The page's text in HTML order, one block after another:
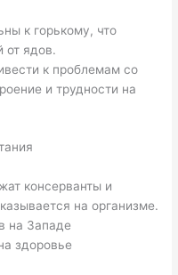
к горькому, что
от ядов.
к проблемам со
и трудности на
консерванты и
на организме.
на Западе
здоровье